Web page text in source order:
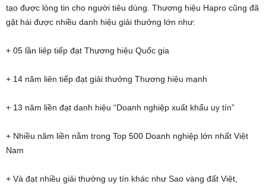
tạo được lòng tin cho người tiêu dùng. Thương hiệu Hapro cũng đã
gặt hái được nhiều danh hiệu giải thưởng lớn như:
+ 05 lần liêp tiếp đạt Thương hiệu Quốc gia
+ 14 năm liên tiếp đạt giải thưởng Thương hiệu mạnh
+ 13 năm liền đạt danh hiệu “Doanh nghiệp xuất khẩu uy tín”
+ Nhiều năm liền nằm trong Top 500 Doanh nghiệp lớn nhất Việt
Nam
+ Và đạt nhiều giải thưởng uy tín khác như Sao vàng đất Việt,